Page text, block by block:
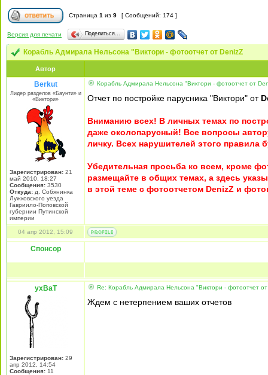
Страница 1 из 9 [ Сообщений: 174 ]
Версия для печати Поделиться…
Корабль Адмирала Нельсона "Виктори - фотоотчет от DenizZ
Автор
Berkut
Лидер разделов «Баунти» и
«Виктори»
Зарегистрирован: 21
май 2010, 18:27
Сообщения: 3530
Откуда: д. Собянинка
Лужковского уезда
Гавриило-Поповской
губернии Путинской
империи
Корабль Адмирала Нельсона "Виктори - фотоотчет от
Отчет по постройке парусника "Виктори" от
Вниманию всех! В личных темах по
даже околопарусный! Все вопросы
личку. Всех нарушителей этого правила
Убедительная просьба ко всем, кроме
размещайте в общих темах, а здесь
в этой теме с фотоотчетом DenizZ и
04 апр 2012, 15:09
Спонсор
yxBaT
Зарегистрирован: 29
апр 2012, 14:54
Сообщения: 11
Re: Корабль Адмирала Нельсона "Виктори - фотоотчет от
Ждем с нетерпением ваших отчетов